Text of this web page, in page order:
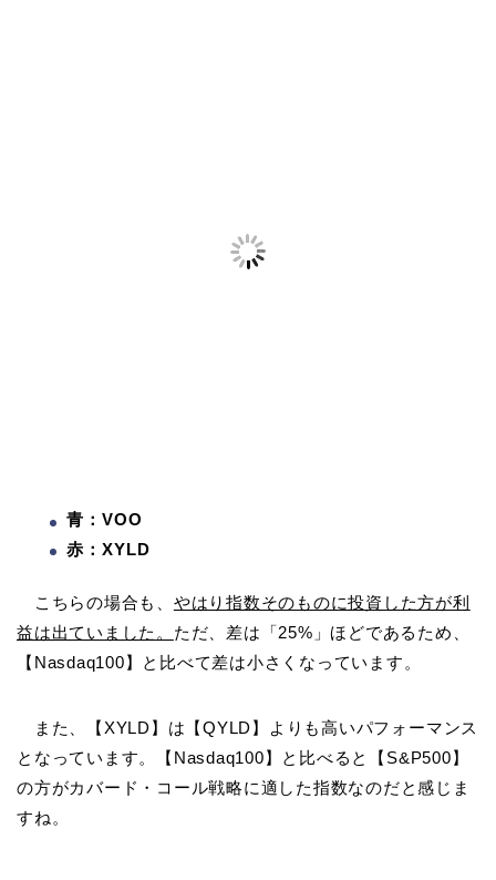
青：VOO
赤：XYLD
こちらの場合も、 やはり指数そのものに投資した方が利
益は出ていました。 ただ、差は「25%」ほどであるため、
【Nasdaq100】と比べて差は小さくなっています。
また、【XYLD】は【QYLD】よりも高いパフォーマンス
となっています。【Nasdaq100】と比べると【S&P500】
の方がカバード・コール戦略に適した指数なのだと感じま
すね。